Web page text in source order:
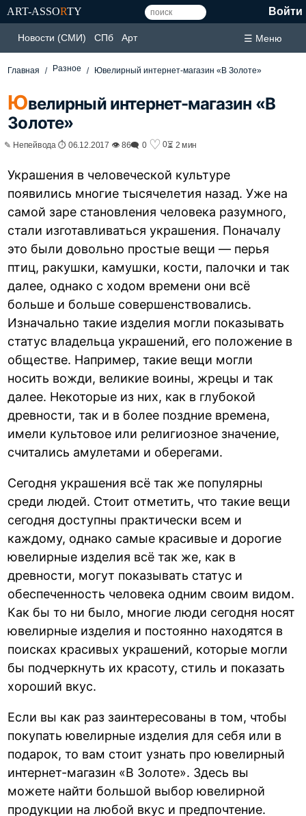
ART-ASSORTY Войти
Новости (СМИ) СПб Арт ☰ Меню
Главная Разное Ювелирный интернет-магазин «В Золоте»
Ювелирный интернет-магазин «В
Золоте»
✎ Непейвода ⏱ 06.12.2017 👁 86🗨 0 ♡ 0⏳ 2 мин
Украшения в человеческой культуре
появились многие тысячелетия назад. Уже на
самой заре становления человека разумного,
стали изготавливаться украшения. Поначалу
это были довольно простые вещи — перья
птиц, ракушки, камушки, кости, палочки и так
далее, однако с ходом времени они всё
больше и больше совершенствовались.
Изначально такие изделия могли показывать
статус владельца украшений, его положение в
обществе. Например, такие вещи могли
носить вожди, великие воины, жрецы и так
далее. Некоторые из них, как в глубокой
древности, так и в более поздние времена,
имели культовое или религиозное значение,
считались амулетами и оберегами.
Сегодня украшения всё так же популярны
среди людей. Стоит отметить, что такие вещи
сегодня доступны практически всем и
каждому, однако самые красивые и дорогие
ювелирные изделия всё так же, как в
древности, могут показывать статус и
обеспеченность человека одним своим видом.
Как бы то ни было, многие люди сегодня носят
ювелирные изделия и постоянно находятся в
поисках красивых украшений, которые могли
бы подчеркнуть их красоту, стиль и показать
хороший вкус.
Если вы как раз заинтересованы в том, чтобы
покупать ювелирные изделия для себя или в
подарок, то вам стоит узнать про ювелирный
интернет-магазин «В Золоте». Здесь вы
можете найти большой выбор ювелирной
продукции на любой вкус и предпочтение.